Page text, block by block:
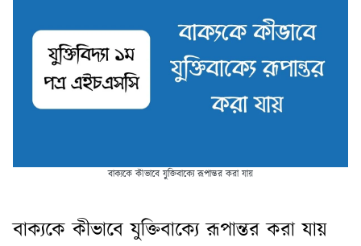
বাক্যকে কীভাবে যুক্তিবাক্যে রূপান্তর করা যায়
বাক্যকে কীভাবে যুক্তিবাক্যে রূপান্তর করা যায়